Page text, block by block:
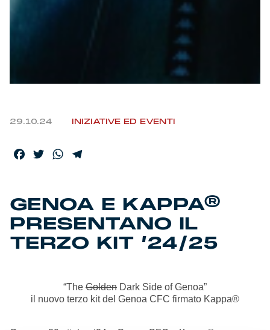
29.10.24 INIZIATIVE ED EVENTI
Facebook
TwitterWhatsApp
GENOA E KAPPA®
PRESENTANO IL
TERZO KIT ’24/25
“The Golden Dark Side of Genoa”
il nuovo terzo kit del Genoa CFC firmato Kappa®